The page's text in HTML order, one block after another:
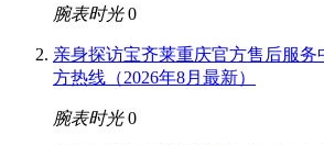
腕表时光 0
亲身探访宝齐莱重庆官方售后服务
方热线（2026年8月最新）
腕表时光 0